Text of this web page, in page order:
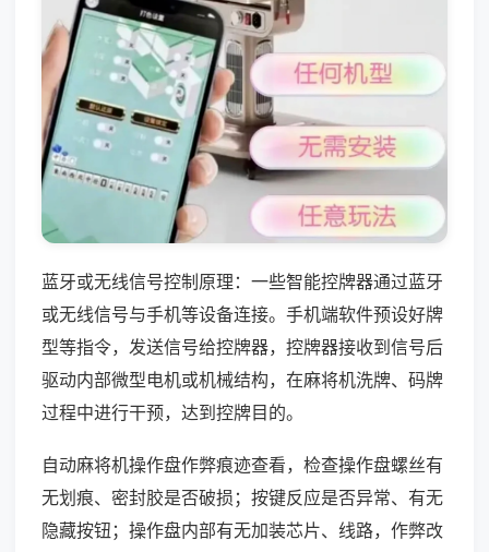
蓝牙或无线信号控制原理：一些智能控牌器通过蓝牙
或无线信号与手机等设备连接。手机端软件预设好牌
型等指令，发送信号给控牌器，控牌器接收到信号后
驱动内部微型电机或机械结构，在麻将机洗牌、码牌
过程中进行干预，达到控牌目的。
自动麻将机操作盘作弊痕迹查看，检查操作盘螺丝有
无划痕、密封胶是否破损；按键反应是否异常、有无
隐藏按钮；操作盘内部有无加装芯片、线路，作弊改